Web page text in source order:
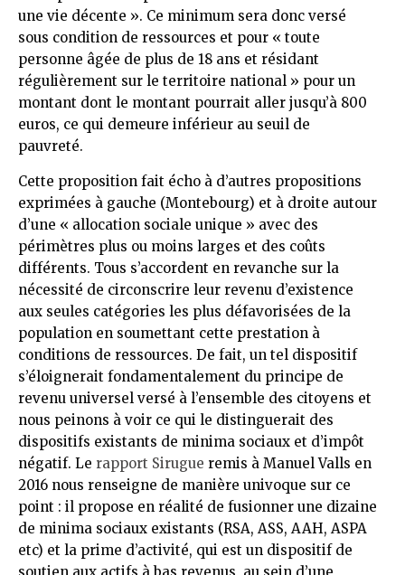
une vie décente ». Ce minimum sera donc versé
sous condition de ressources et pour « toute
personne âgée de plus de 18 ans et résidant
régulièrement sur le territoire national » pour un
montant dont le montant pourrait aller jusqu’à 800
euros, ce qui demeure inférieur au seuil de
pauvreté.
Cette proposition fait écho à d’autres propositions
exprimées à gauche (Montebourg) et à droite autour
d’une « allocation sociale unique » avec des
périmètres plus ou moins larges et des coûts
différents. Tous s’accordent en revanche sur la
nécessité de circonscrire leur revenu d’existence
aux seules catégories les plus défavorisées de la
population en soumettant cette prestation à
conditions de ressources. De fait, un tel dispositif
s’éloignerait fondamentalement du principe de
revenu universel versé à l’ensemble des citoyens et
nous peinons à voir ce qui le distinguerait des
dispositifs existants de minima sociaux et d’impôt
négatif. Le rapport Sirugue remis à Manuel Valls en
2016 nous renseigne de manière univoque sur ce
point : il propose en réalité de fusionner une dizaine
de minima sociaux existants (RSA, ASS, AAH, ASPA
etc) et la prime d’activité, qui est un dispositif de
soutien aux actifs à bas revenus, au sein d’une